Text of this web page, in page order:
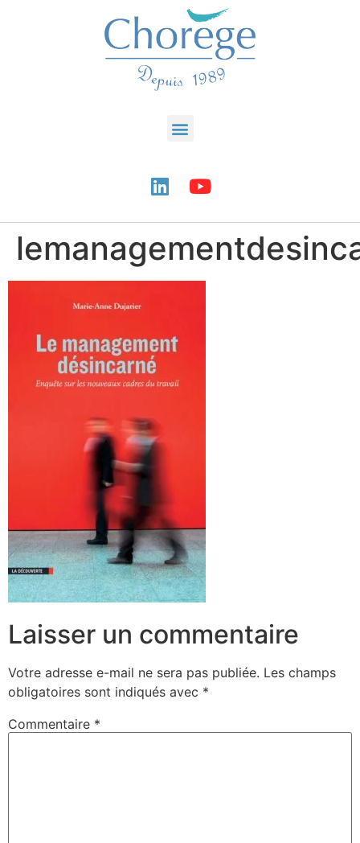
Laisser un commentaire
Votre adresse e-mail ne sera pas publiée. Les champs
obligatoires sont indiqués avec *
Commentaire *